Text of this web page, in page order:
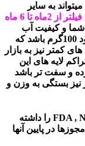
به سایر
تا 6 ماه
و کیفیت آب
منطقه دارد. وزن (gr ) این فیلتر اصولا باید حدود 100گرم باشد که
کمتر نیز به بازار
لایه های این
و سفت تر باشد
نیز بستگی به وزن و
همچنین دقت نمایید که این فیلتر مجوزهای FDA , NSF را داشته
در پایین آنها